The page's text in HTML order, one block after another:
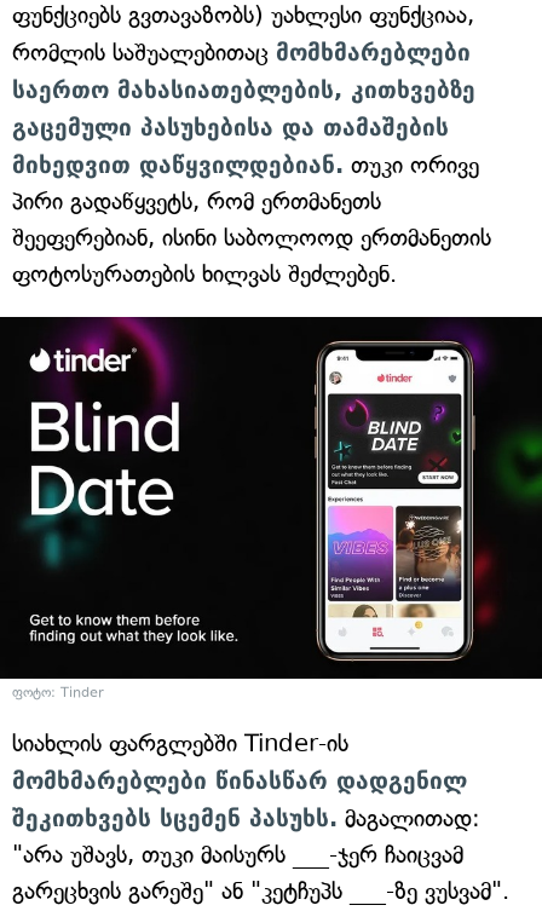
ფუნქციებს გვთავაზობს) უახლესი ფუნქციაა,
რომლის საშუალებითაც მომხმარებლები
საერთო მახასიათებლების, კითხვებზე
გაცემული პასუხებისა და თამაშების
მიხედვით დაწყვილდებიან. თუკი ორივე
პირი გადაწყვეტს, რომ ერთმანეთს
შეეფერებიან, ისინი საბოლოოდ ერთმანეთის
ფოტოსურათების ხილვას შეძლებენ.
ფოტო: Tinder
სიახლის ფარგლებში Tinder-ის
მომხმარებლები წინასწარ დადგენილ
შეკითხვებს სცემენ პასუხს. მაგალითად:
"არა უშავს, თუკი მაისურს ___-ჯერ ჩაიცვამ
გარეცხვის გარეშე" ან "კეტჩუპს ___-ზე ვუსვამ".